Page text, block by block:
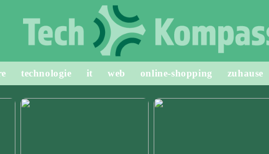
technologie it web online-shopping zuhause